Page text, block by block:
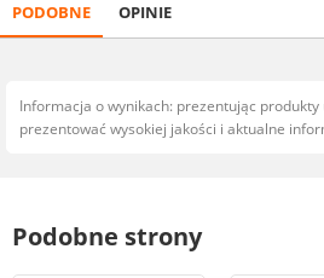
PODOBNE OPINIE
Informacja o wynikach: prezentując
prezentować wysokiej jakości i aktualne
Podobne strony